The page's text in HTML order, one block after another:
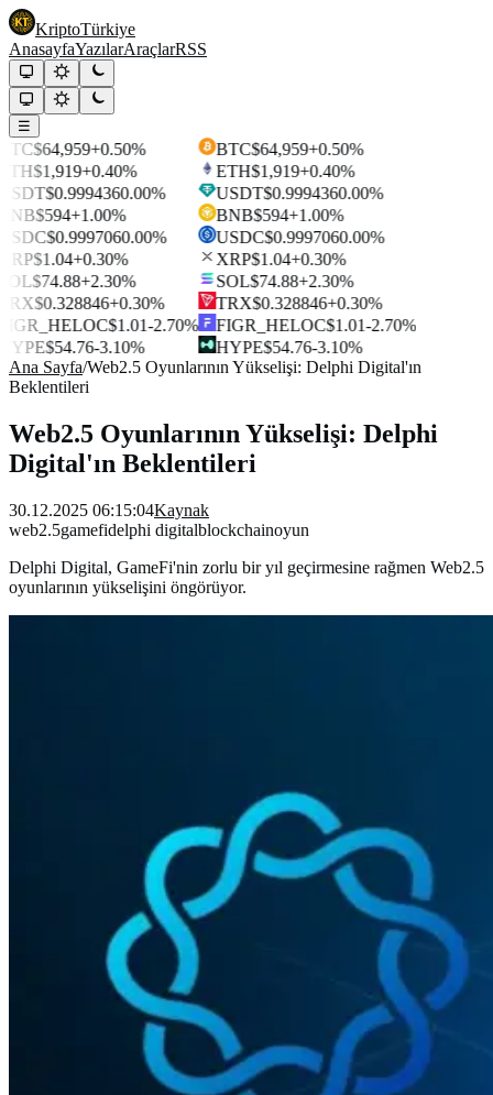
KriptoTürkiye
AnasayfaYazılarAraçlarRSS
☰
$64,959+0.50%
$1,919+0.40%
$0.9994360.00%
$594+1.00%
$0.9997060.00%
$1.04+0.30%
$74.88+2.30%
$0.328846+0.30%
$1.01-2.70%
$54.76-3.10%
BTC$64,959+0.50%
ETH$1,919+0.40%
USDT$0.9994360.00%
BNB$594+1.00%
USDC$0.9997060.00%
XRP$1.04+0.30%
SOL$74.88+2.30%
TRX$0.328846+0.30%
FIGR_HELOC$1.01-2.70%
HYPE$54.76-3.10%
Ana Sayfa/Web2.5 Oyunlarının Yükselişi: Delphi Digital'ın
Beklentileri
Web2.5 Oyunlarının Yükselişi: Delphi
Digital'ın Beklentileri
30.12.2025 06:15:04Kaynak
web2.5gamefidelphi digitalblockchainoyun
Delphi Digital, GameFi'nin zorlu bir yıl geçirmesine rağmen Web2.5
oyunlarının yükselişini öngörüyor.